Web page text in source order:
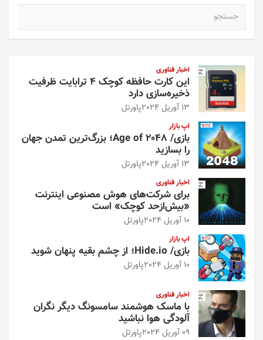
اخبار فناوری
این کارت حافظه کوچک ۴ ترابایت ظرفیت
ذخیره‌سازی دارد
13 آوریل 2024 پاورتل
اپ بازار
بازی/ Age of 2048؛ بزرگ‌ترین تمدن جهان
را بسازید
13 آوریل 2024 پاورتل
اخبار فناوری
برای شرکت‌های هوش مصنوعی اینترنت
«بیش‌از‌حد کوچک» است
10 آوریل 2024 پاورتل
اپ بازار
بازی/ Hide.io؛ از چشم بقیه پنهان شوید
10 آوریل 2024 پاورتل
اخبار فناوری
با ماسک هوشمند سامسونگ دیگر نگران
آلودگی هوا نباشید
09 آوریل 2024 پاورتل